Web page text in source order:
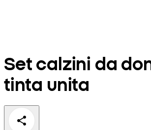
Set calzini da
tinta unita